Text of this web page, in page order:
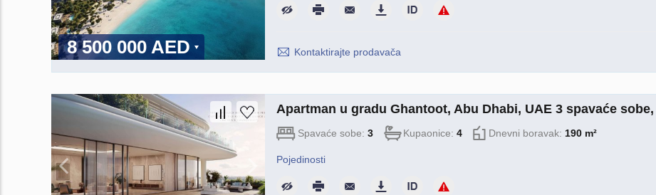
8 500 000 AED Kontaktirajte prodavača
Apartman u gradu Ghantoot, Abu Dhabi, UAE 3 spavaće sobe,
Spavaće sobe: 3 Kupaonice: 4 Dnevni boravak: 190 m²
Pojedinosti